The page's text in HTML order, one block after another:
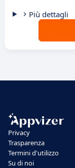
Più dettagli
Privacy
Trasparenza
Termini d'utilizzo
Su di noi